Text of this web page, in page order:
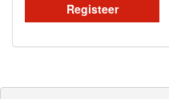
Registeer